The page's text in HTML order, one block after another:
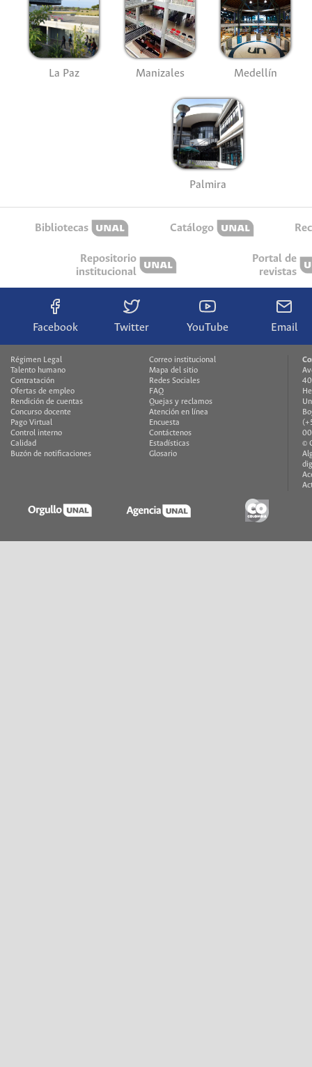
La Paz Manizales Medellín
Palmira
Bibliotecas Catálogo
Repositorio
institucional
Portal de
revistas
Facebook Twitter YouTube Email
Régimen Legal
Talento humano
Contratación
Ofertas de empleo
Rendición de cuentas
Concurso docente
Pago Virtual
Control interno
Calidad
Buzón de notificaciones
Correo institucional
Mapa del sitio
Redes Sociales
FAQ
Quejas y reclamos
Atención en línea
Encuesta
Contáctenos
Estadísticas
Glosario
©